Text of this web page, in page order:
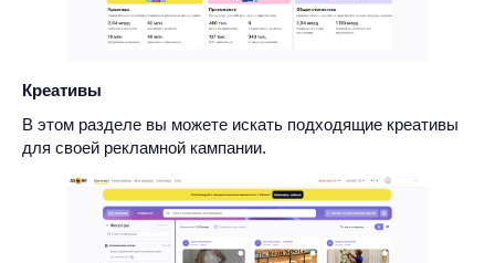
Креативы
В этом разделе вы можете искать подходящие креативы
для своей рекламной кампании.